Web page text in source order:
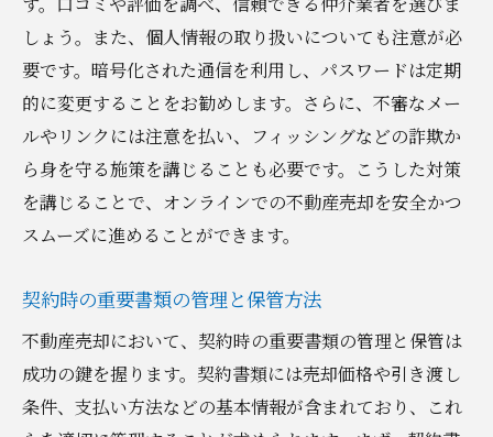
しょう。また、個人情報の取り扱いについても注意が必
要です。暗号化された通信を利用し、パスワードは定期
的に変更することをお勧めします。さらに、不審なメー
ルやリンクには注意を払い、フィッシングなどの詐欺か
ら身を守る施策を講じることも必要です。こうした対策
を講じることで、オンラインでの不動産売却を安全かつ
スムーズに進めることができます。
契約時の重要書類の管理と保管方法
不動産売却において、契約時の重要書類の管理と保管は
成功の鍵を握ります。契約書類には売却価格や引き渡し
条件、支払い方法などの基本情報が含まれており、これ